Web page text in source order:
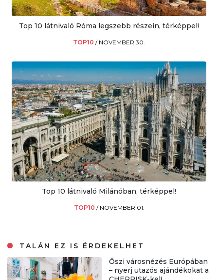
Top 10 látnivaló Róma legszebb részein, térképpel!
TOP10 / NOVEMBER 30.
Top 10 látnivaló Milánóban, térképpel!
TOP10 / NOVEMBER 01.
TALÁN EZ IS ÉRDEKELHET
Őszi városnézés Európában
– nyerj utazós ajándékokat a